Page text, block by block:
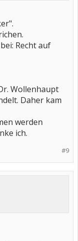
Recht auf
Wollenhaupt
Daher kam
werden
ich.
#9